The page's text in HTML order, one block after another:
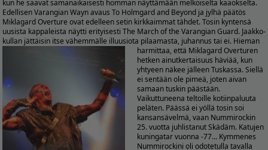
kun he saavat samanaikaisesti homman näyttämään melkoiselta kaaokselta.
Edellisen Varangian Wayn avaus To Holmgard and Beyond ja jylhä päätös
Miklagard Overture ovat edelleen setin kirkkaimmat tähdet. Tosin kyntensä
uusista kappaleista näytti erityisesti The March of the Varangian Guard. Jaakko-
kullan jättäisin itse vähemmälle illuusiota pilaamasta, juhannus tai ei. Hieman
harmittaa, että Miklagard Overturen
hetken ainutkertaisuus häviää, kun
yhtyeen näkee jälleen Tuskassa. Siellä
ei sentään ole pimeä, joten aivan
samaan tuskin päästään.
Vaikuttuneena teltoille kotiinpaluuta
peläten. Päässä ei yöllä tosin soi
kansansävelmä, vaan Nummirockin
25. vuotta juhlistanut Skädäm. Katujen
kuningatar vuonna -77... Kymmenes
Nummirockini oli odotetulla tavalla